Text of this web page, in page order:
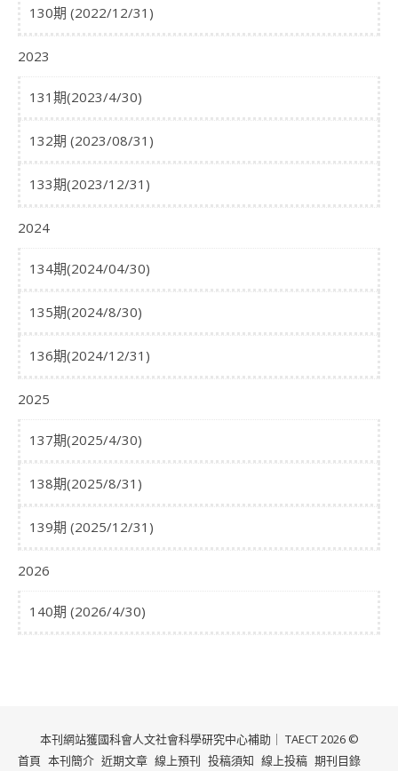
130期 (2022/12/31)
2023
131期(2023/4/30)
132期 (2023/08/31)
133期(2023/12/31)
2024
134期(2024/04/30)
135期(2024/8/30)
136期(2024/12/31)
2025
137期(2025/4/30)
138期(2025/8/31)
139期 (2025/12/31)
2026
140期 (2026/4/30)
本刊網站獲國科會人文社會科學研究中心補助｜ TAECT 2026 ©
首頁 本刊簡介 近期文章 線上預刊 投稿須知 線上投稿 期刊目錄